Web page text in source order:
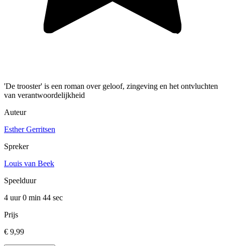
'De trooster' is een roman over geloof, zingeving en het ontvluchten
van verantwoordelijkheid
Auteur
Esther Gerritsen
Spreker
Louis van Beek
Speelduur
4 uur 0 min 44 sec
Prijs
€ 9,99